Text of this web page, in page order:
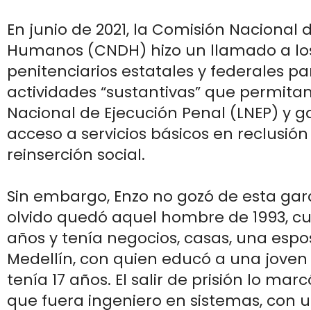
En junio de 2021, la Comisión Nacional
Humanos (CNDH) hizo un llamado a
penitenciarios estatales y federales
actividades “sustantivas” que
Nacional de Ejecución Penal (LNEP) y
acceso a servicios básicos en
reinserción social.
Sin embargo, Enzo no gozó de esta
olvido quedó aquel hombre de 1993,
años y tenía negocios, casas, una
Medellín, con quien educó a una
tenía 17 años. El salir de prisión lo
que fuera ingeniero en sistemas, con